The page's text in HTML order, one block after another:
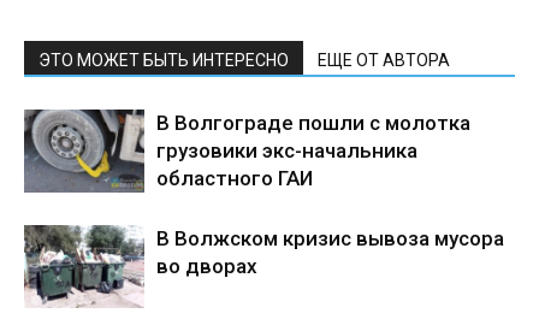
ЭТО МОЖЕТ БЫТЬ ИНТЕРЕСНО ЕЩЕ ОТ АВТОРА
В Волгограде пошли с молотка
грузовики экс-начальника
областного ГАИ
В Волжском кризис вывоза мусора
во дворах